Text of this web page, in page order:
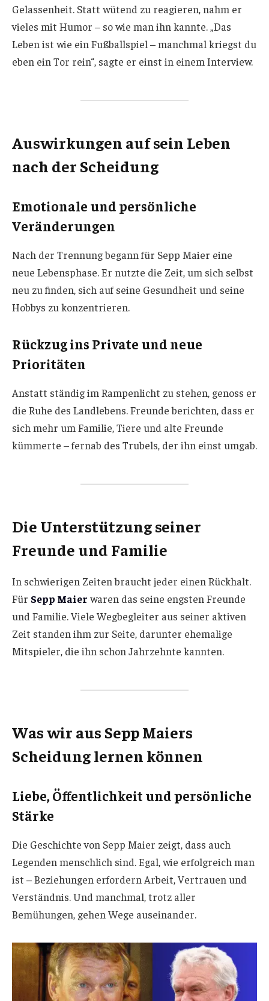
Gelassenheit. Statt wütend zu reagieren, nahm er
vieles mit Humor – so wie man ihn kannte. „Das
Leben ist wie ein Fußballspiel – manchmal kriegst du
eben ein Tor rein“, sagte er einst in einem Interview.
Auswirkungen auf sein Leben
nach der Scheidung
Emotionale und persönliche
Veränderungen
Nach der Trennung begann für Sepp Maier eine
neue Lebensphase. Er nutzte die Zeit, um sich selbst
neu zu finden, sich auf seine Gesundheit und seine
Hobbys zu konzentrieren.
Rückzug ins Private und neue
Prioritäten
Anstatt ständig im Rampenlicht zu stehen, genoss er
die Ruhe des Landlebens. Freunde berichten, dass er
sich mehr um Familie, Tiere und alte Freunde
kümmerte – fernab des Trubels, der ihn einst umgab.
Die Unterstützung seiner
Freunde und Familie
In schwierigen Zeiten braucht jeder einen Rückhalt.
Für Sepp Maier waren das seine engsten Freunde
und Familie. Viele Wegbegleiter aus seiner aktiven
Zeit standen ihm zur Seite, darunter ehemalige
Mitspieler, die ihn schon Jahrzehnte kannten.
Was wir aus Sepp Maiers
Scheidung lernen können
Liebe, Öffentlichkeit und persönliche
Stärke
Die Geschichte von Sepp Maier zeigt, dass auch
Legenden menschlich sind. Egal, wie erfolgreich man
ist – Beziehungen erfordern Arbeit, Vertrauen und
Verständnis. Und manchmal, trotz aller
Bemühungen, gehen Wege auseinander.